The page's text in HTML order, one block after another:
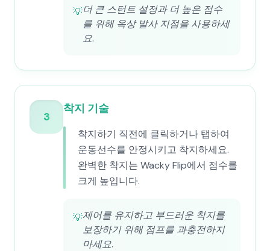
💡더 큰 스턴트 설정과 더 높은 점수
를 위해 옥상 발사 지점을 사용하세
요.
3
착지 기술
착지하기 직전에 클릭하거나 탭하여
운동선수를 안정시키고 착지하세요.
완벽한 착지는 Wacky Flip에서 점수를
크게 높입니다.
💡제어를 유지하고 부드러운 착지를
보장하기 위해 점프를 과충전하지
마세요.